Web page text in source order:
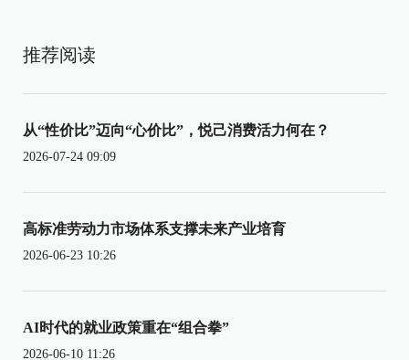
推荐阅读
从“性价比”迈向“心价比”，悦己消费活力何在？
2026-07-24 09:09
高标准劳动力市场体系支撑未来产业培育
2026-06-23 10:26
AI时代的就业政策重在“组合拳”
2026-06-10 11:26